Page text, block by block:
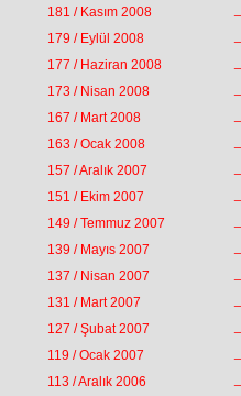
181 / Kasım 2008
179 / Eylül 2008
177 / Haziran 2008
173 / Nisan 2008
167 / Mart 2008
163 / Ocak 2008
157 / Aralık 2007
151 / Ekim 2007
149 / Temmuz 2007
139 / Mayıs 2007
137 / Nisan 2007
131 / Mart 2007
127 / Şubat 2007
119 / Ocak 2007
113 / Aralık 2006